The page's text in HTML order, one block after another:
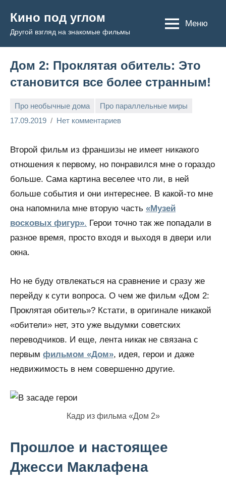
содержимому
Кино под углом
Другой взгляд на знакомые фильмы
Меню
Дом 2: Проклятая обитель: Это
становится все более странным!
Про необычные дома
Про параллельные миры
17.09.2019
Admin Нет комментариев
Второй фильм из франшизы не имеет никакого
отношения к первому, но понравился мне о гораздо
больше. Сама картина веселее что ли, в ней
больше события и они интереснее. В какой-то мне
она напомнила мне вторую часть «Музей
восковых фигур». Герои точно так же попадали в
разное время, просто входя и выходя в двери или
окна.
Но не буду отвлекаться на сравнение и сразу же
перейду к сути вопроса. О чем же фильм «Дом 2:
Проклятая обитель»? Кстати, в оригинале никакой
«обители» нет, это уже выдумки советских
переводчиков. И еще, лента никак не связана с
первым фильмом «Дом», идея, герои и даже
недвижимость в нем совершенно другие.
Кадр из фильма «Дом 2»
Прошлое и настоящее
Джесси Маклафена